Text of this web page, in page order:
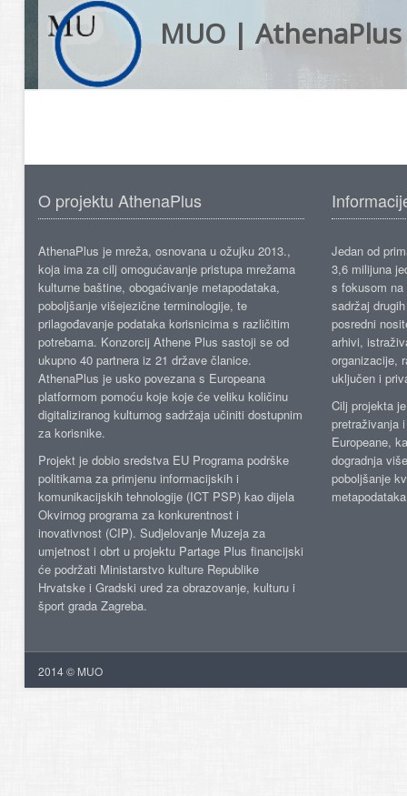
MUO | AthenaPlus
O projektu AthenaPlus
AthenaPlus je mreža, osnovana u ožujku 2013.,
koja ima za cilj omogućavanje pristupa mrežama
kulturne baštine, obogaćivanje metapodataka,
poboljšanje višejezične terminologije, te
prilagođavanje podataka korisnicima s različitim
potrebama. Konzorcij Athene Plus sastoji se od
ukupno 40 partnera iz 21 države članice.
AthenaPlus je usko povezana s Europeana
platformom pomoću koje koje će veliku količinu
digitaliziranog kulturnog sadržaja učiniti dostupnim
za korisnike.
Projekt je dobio sredstva EU Programa podrške
politikama za primjenu informacijskih i
komunikacijskih tehnologije (ICT PSP) kao dijela
Okvirnog programa za konkurentnost i
inovativnost (CIP). Sudjelovanje Muzeja za
umjetnost i obrt u projektu Partage Plus financijski
će podržati Ministarstvo kulture Republike
Hrvatske i Gradski ured za obrazovanje, kulturu i
šport grada Zagreba.
Jedan od
3,6 milijuna
s fokusom
sadržaj
posredni
arhivi,
organizacije,
uključen i
Cilj projekta
pretraživanja
Europeane,
dogradnja
poboljšanje
2014 © MUO